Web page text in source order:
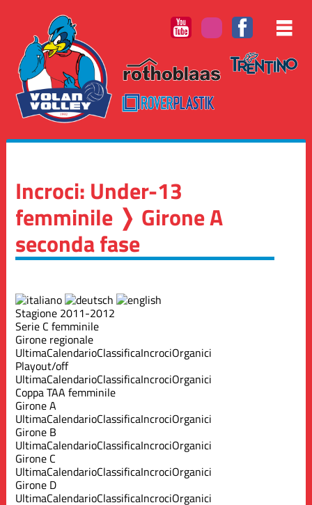
Incroci: Under-13
femminile ❭ Girone A
seconda fase
Stagione 2011-2012
Serie C femminile
Girone regionale
UltimaCalendarioClassificaIncrociOrganici
Playout/off
UltimaCalendarioClassificaIncrociOrganici
Coppa TAA femminile
Girone A
UltimaCalendarioClassificaIncrociOrganici
Girone B
UltimaCalendarioClassificaIncrociOrganici
Girone C
UltimaCalendarioClassificaIncrociOrganici
Girone D
UltimaCalendarioClassificaIncrociOrganici